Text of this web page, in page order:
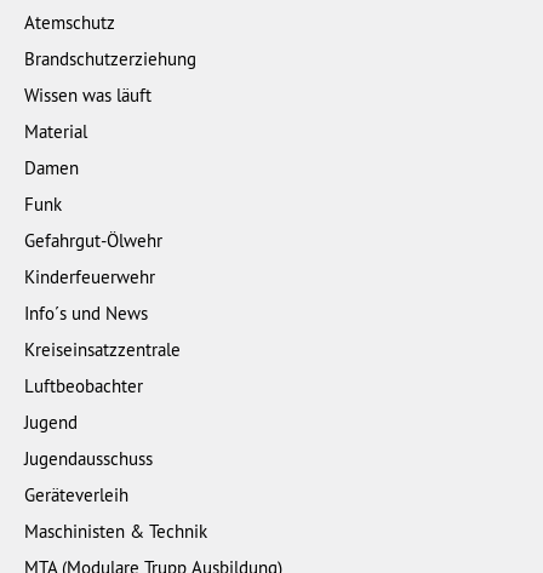
Atemschutz
Brandschutzerziehung
Wissen was läuft
Material
Damen
Funk
Gefahrgut-Ölwehr
Kinderfeuerwehr
Info´s und News
Kreiseinsatzzentrale
Luftbeobachter
Jugend
Jugendausschuss
Geräteverleih
Maschinisten & Technik
MTA (Modulare Trupp Ausbildung)